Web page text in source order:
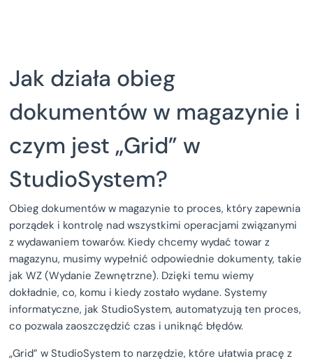
Jak działa obieg
dokumentów w magazynie i
czym jest „Grid” w
StudioSystem?
Obieg dokumentów w magazynie to proces, który zapewnia
porządek i kontrolę nad wszystkimi operacjami związanymi
z wydawaniem towarów. Kiedy chcemy wydać towar z
magazynu, musimy wypełnić odpowiednie dokumenty, takie
jak WZ (Wydanie Zewnętrzne). Dzięki temu wiemy
dokładnie, co, komu i kiedy zostało wydane. Systemy
informatyczne, jak StudioSystem, automatyzują ten proces,
co pozwala zaoszczędzić czas i uniknąć błędów.
„Grid” w StudioSystem to narzędzie, które ułatwia pracę z